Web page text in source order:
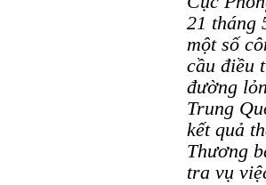
21 tháng
một số
cầu điều
đường
Trung
kết quả
Thương
tra vụ